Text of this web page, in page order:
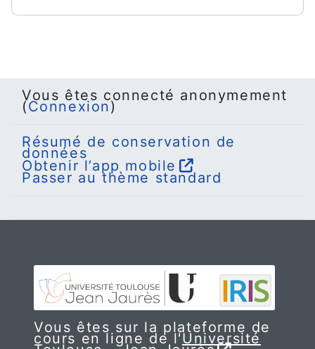
Vous êtes connecté anonymement
(Connexion)
Résumé de conservation de
données
Obtenir l’app mobile
Passer au thème standard
Vous êtes sur la plateforme de
cours en ligne de l'Université